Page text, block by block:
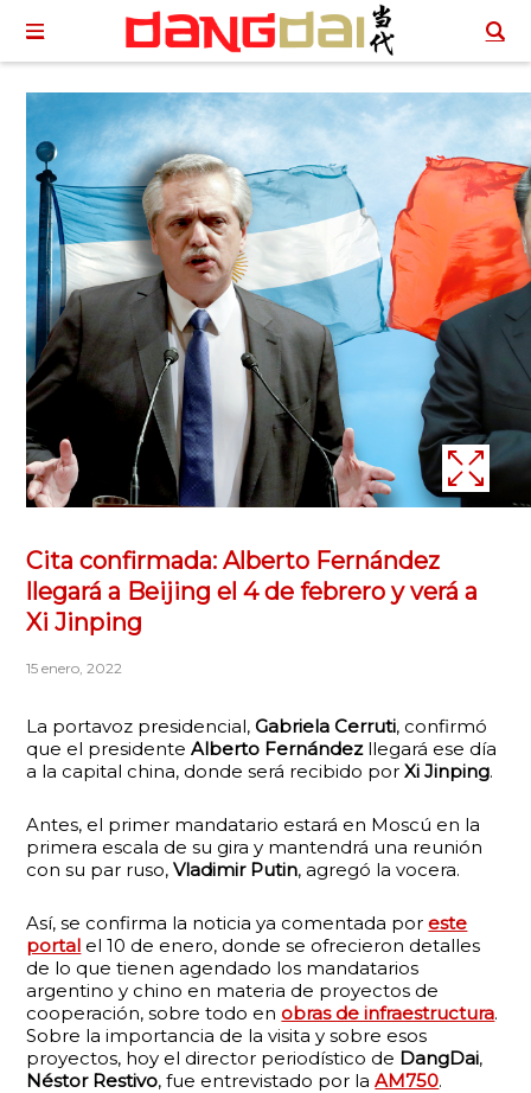
Cita confirmada: Alberto Fernández
llegará a Beijing el 4 de febrero y verá a
Xi Jinping
15 enero, 2022
La portavoz presidencial,Gabriela Cerruti, confirmó
que el presidenteAlberto Fernándezllegará ese día
a la capital china, donde será recibido porXi Jinping.
Antes, el primer mandatario estará en Moscú en la
primera escala de su gira y mantendrá una reunión
con su par ruso,Vladimir Putin, agregó la vocera.
Así, se confirma la noticia ya comentada por este
portal el 10 de enero, donde se ofrecieron detalles
de lo que tienen agendado los mandatarios
argentino y chino en materia de proyectos de
cooperación, sobre todo en obras de infraestructura.
Sobre la importancia de la visita y sobre esos
proyectos, hoy el director periodístico de DangDai,
Néstor Restivo, fue entrevistado por laAM750.